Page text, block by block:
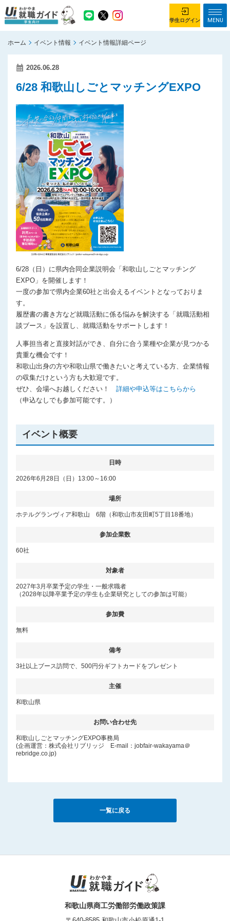
イベント情報
総合トップページ
がっつり就業体験コース トップ
ちょこっと仕事体験コース トップ
お問い合わせ
サイトマップ
利用規約
プライバシーポリシー
学生ログイン MENU
ホーム イベント情報 イベント情報詳細ページ
2026.06.28
6/28 和歌山しごとマッチングEXPO
6/28（日）に県内合同企業説明会「和歌山しごとマッチング
EXPO」を開催します！
一度の参加で県内企業60社と出会えるイベントとなっておりま
す。
履歴書の書き方など就職活動に係る悩みを解決する「就職活動相
談ブース」を設置し、就職活動をサポートします！
人事担当者と直接対話ができ、自分に合う業種や企業が見つかる
貴重な機会です！
和歌山出身の方や和歌山県で働きたいと考えている方、企業情報
の収集だけという方も大歓迎です。
ぜひ、会場へお越しください！ 詳細や申込等はこちらから
（申込なしでも参加可能です。）
イベント概要
日時
2026年6月28日（日）13:00～16:00
場所
ホテルグランヴィア和歌山 6階（和歌山市友田町5丁目18番地）
参加企業数
60社
対象者
2027年3月卒業予定の学生・一般求職者
（2028年以降卒業予定の学生も企業研究としての参加は可能）
参加費
無料
備考
3社以上ブース訪問で、500円分ギフトカードをプレゼント
主催
和歌山県
お問い合わせ先
和歌山しごとマッチングEXPO事務局
(企画運営：株式会社リブリッジ E-mail：jobfair-wakayama＠
rebridge.co.jp)
一覧に戻る
和歌山県商工労働部労働政策課